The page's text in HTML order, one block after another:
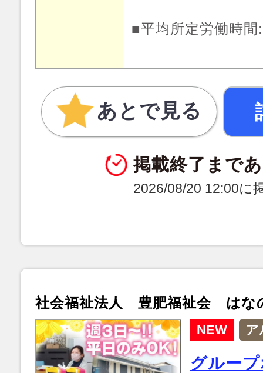
■平均所定労働時間
あとで見る
掲載終了まで
2026/08/20 12:00に
社会福祉法人 豊肥福祉会 はな
NEW ア
グルー